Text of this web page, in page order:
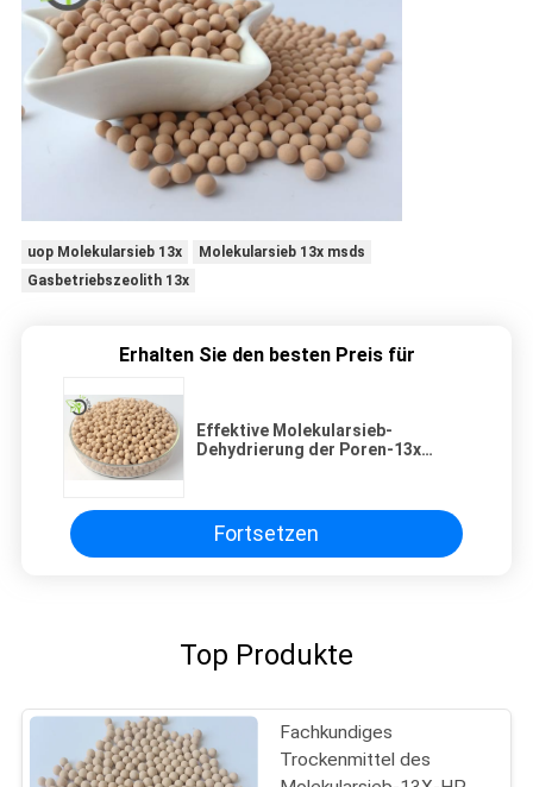
uop Molekularsieb 13x
Molekularsieb 13x msds
Gasbetriebszeolith 13x
Erhalten Sie den besten Preis für
Effektive Molekularsieb-
Dehydrierung der Poren-13x
Fortsetzen
Top Produkte
Fachkundiges
Trockenmittel des